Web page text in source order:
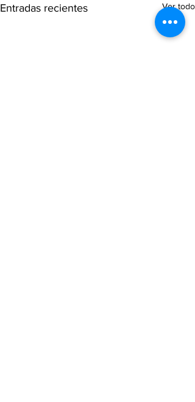
Entradas recientes Ver todo